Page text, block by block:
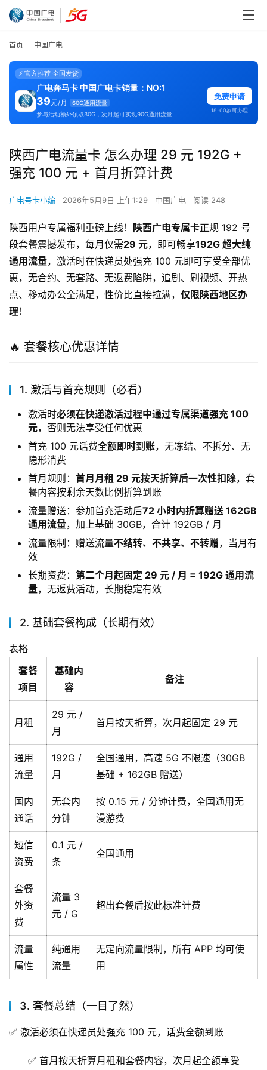
首页 中国广电
⚡ 官方推荐 全国发货
广电奔马卡 中国广电卡销量：NO:1
39元/月
60G通用流量
参与活动额外领取30G，次月起可实现90G通用流量
免费申请
18-60岁可办理
陕西广电流量卡 怎么办理 29 元 192G +
强充 100 元 + 首月折算计费
广电号卡小编 2026年5月9日 上午1:29 中国广电 阅读 248
陕西用户专属福利重磅上线！ 陕西广电专属卡正规 192 号
段套餐震撼发布，每月仅需29 元，即可畅享192G 超大纯
通用流量，激活时在快递员处强充 100 元即可享受全部优
惠，无合约、无套路、无返费陷阱，追剧、刷视频、开热
点、移动办公全满足，性价比直接拉满， 仅限陕西地区办
理 ！
🔥 套餐核心优惠详情
1. 激活与首充规则（必看）
激活时必须在快递激活过程中通过专属渠道强充 100
元，否则无法享受任何优惠
首充 100 元话费全额即时到账，无冻结、不拆分、无
隐形消费
首月规则： 首月月租 29 元按天折算后一次性扣除，套
餐内容按剩余天数比例折算到账
流量赠送：参加首充活动后72 小时内折算赠送 162GB
通用流量，加上基础 30GB，合计 192GB / 月
流量限制：赠送流量不结转、不共享、不转赠，当月有
效
长期资费： 第二个月起固定 29 元 / 月 = 192G 通用流
量，无返费活动，长期稳定有效
2. 基础套餐构成（长期有效）
表格
套餐
项目
基础内
容
备注
月租
29 元 /
月
首月按天折算，次月起固定 29 元
通用
流量
192G /
月
全国通用，高速 5G 不限速（30GB
基础 + 162GB 赠送）
国内
通话
无套内
分钟
按 0.15 元 / 分钟计费，全国通用无
漫游费
短信
资费
0.1 元 /
条
全国通用
套餐
外资
费
流量 3
元 / G
超出套餐后按此标准计费
流量
属性
纯通用
流量
无定向流量限制，所有 APP 均可使
用
3. 套餐总结（一目了然）
✅ 激活必须在快递员处强充 100 元，话费全额到账
✅ 首月按天折算月租和套餐内容，次月起全额享受